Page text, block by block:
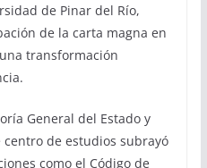
de Pinar del Río,
de la carta magna en
transformación
General del Estado y
de estudios subrayó
como el Código de